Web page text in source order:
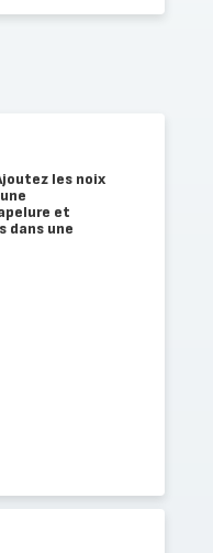
les noix
et
dans une